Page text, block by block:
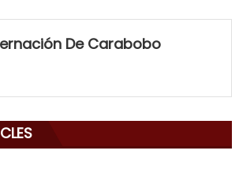
De Carabobo